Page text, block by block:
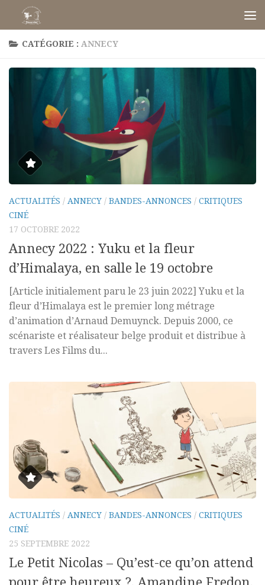
Skip to content
CATÉGORIE : ANNECY
ACTUALITÉS / ANNECY / BANDES-ANNONCES / CRITIQUES
CINÉ
17 OCTOBRE 2022
Annecy 2022 : Yuku et la fleur
d’Himalaya, en salle le 19 octobre
[Article initialement paru le 23 juin 2022] Yuku et la
fleur d’Himalaya est le premier long métrage
d’animation d’Arnaud Demuynck. Depuis 2000, ce
scénariste et réalisateur belge produit et distribue à
travers Les Films du...
ACTUALITÉS / ANNECY / BANDES-ANNONCES / CRITIQUES
CINÉ
25 SEPTEMBRE 2022
Le Petit Nicolas – Qu’est-ce qu’on attend